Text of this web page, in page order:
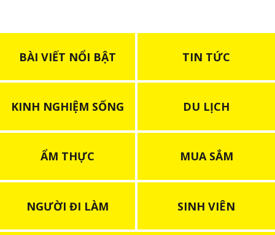
BÀI VIẾT NỔI BẬT TIN TỨC
KINH NGHIỆM SỐNG DU LỊCH
ẨM THỰC MUA SẮM
NGƯỜI ĐI LÀM SINH VIÊN